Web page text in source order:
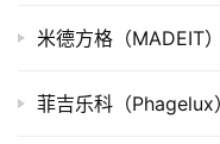
上
米德方格（MADEIT
菲吉乐科（